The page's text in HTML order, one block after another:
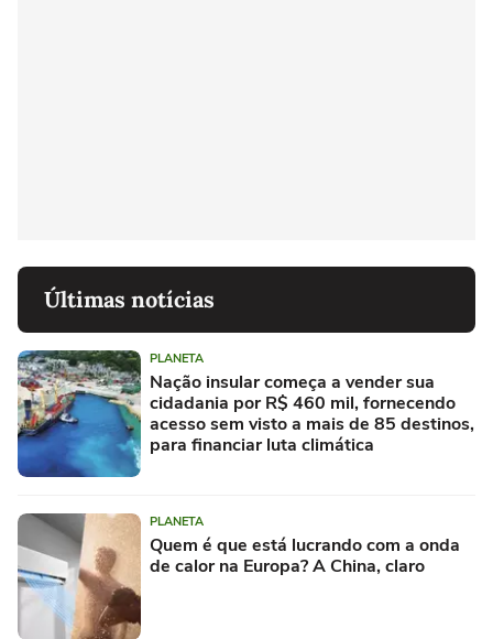
Últimas notícias
PLANETA
Nação insular começa a vender sua
cidadania por R$ 460 mil, fornecendo
acesso sem visto a mais de 85 destinos,
para financiar luta climática
PLANETA
Quem é que está lucrando com a onda
de calor na Europa? A China, claro